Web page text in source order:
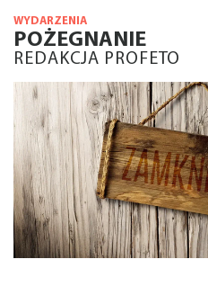
WYDARZENIA
POŻEGNANIE
REDAKCJA PROFETO